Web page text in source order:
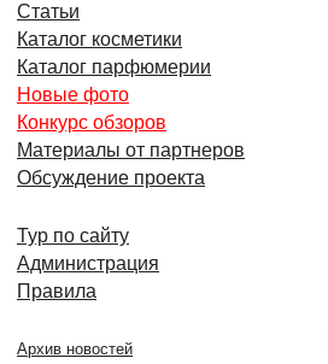
Статьи
Каталог косметики
Каталог парфюмерии
Новые фото
Конкурс обзоров
Материалы от партнеров
Обсуждение проекта
Тур по сайту
Администрация
Правила
Архив новостей